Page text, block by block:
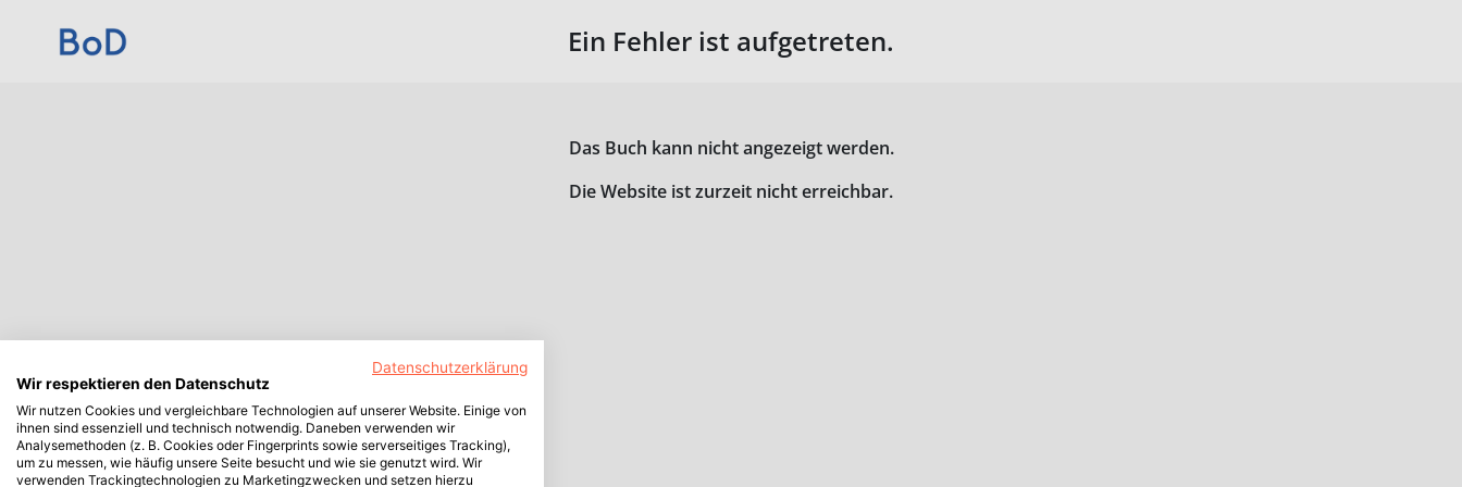
Ein Fehler ist aufgetreten.
Das Buch kann nicht angezeigt werden.
Die Website ist zurzeit nicht erreichbar.
Datenschutzerklärung
Wir respektieren den Datenschutz
Wir nutzen Cookies und vergleichbare Technologien auf unserer Website. Einige von
ihnen sind essenziell und technisch notwendig. Daneben verwenden wir
Analysemethoden (z. B. Cookies oder Fingerprints sowie serverseitiges Tracking),
um zu messen, wie häufig unsere Seite besucht und wie sie genutzt wird. Wir
verwenden Trackingtechnologien zu Marketingzwecken und setzen hierzu